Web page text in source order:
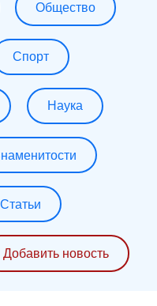
Общество
Спорт
Наука
Добавить новость